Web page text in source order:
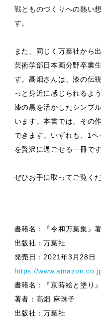
戦とものづくりへの熱い
す。
また、同じく万葉社から
芸術学部日本画分野卒業
す。髙畑さんは、漆の伝
っと身近に感じられるよ
漆の黒を活かしたシンプ
います。本書では、その
できます。いずれも、1
を贅沢に過ごせる一冊です
ぜひお手に取ってご覧くだ
書籍名：『令和万葉集』
出版社：万葉社
発売日：2021年3月28日
https://
書籍名：『京蒔絵と塗り』
著者：髙畑 麻珠子
出版社：万葉社